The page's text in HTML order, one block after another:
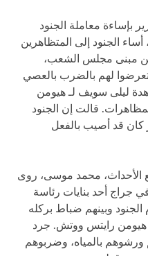
بإساءة معاملة الجنود
شباط، أساء الجنود إلى المتظاهرين
مبنى مجلس الشعب،
لهم بالضرب بالعصي
ليلى سويف لـ هيومن
قالت إن الجنود
كان قد أصيب بالفعل
الأحداث، محمد موسى، روى
جراج أحد بنايات رئاسة
الجنود وبينهم ضباط بركله
رايتس ووتش. جرد
ورشوهم بالمياه، وضربوهم